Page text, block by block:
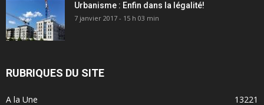
Urbanisme : Enfin dans la légalité!
7 janvier 2017 - 15 h 03 min
RUBRIQUES DU SITE
A la Une 13221